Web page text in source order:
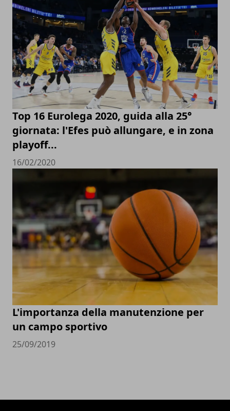
Top 16 Eurolega 2020, guida alla 25°
giornata: l'Efes può allungare, e in zona
playoff...
16/02/2020
L'importanza della manutenzione per
un campo sportivo
25/09/2019